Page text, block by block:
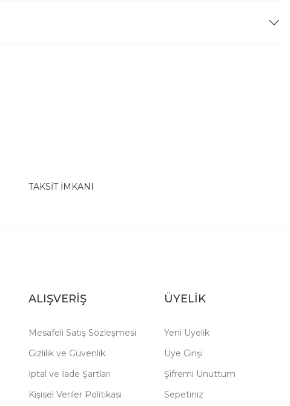
TAKSİT İMKANI
ALIŞVERİŞ
Mesafeli Satış Sözleşmesi
Gizlilik ve Güvenlik
İptal ve İade Şartları
Kişisel Veriler Politikası
ÜYELİK
Yeni Üyelik
Üye Girişi
Şifremi Unuttum
Sepetiniz